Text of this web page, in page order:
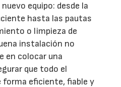
equipo: desde la
hasta las pautas
o limpieza de
instalación no
en colocar una
que todo el
eficiente, fiable y